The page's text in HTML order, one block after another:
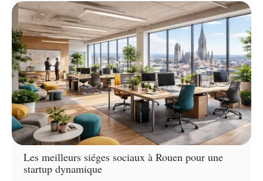
Les meilleurs siéges sociaux à Rouen pour une
startup dynamique